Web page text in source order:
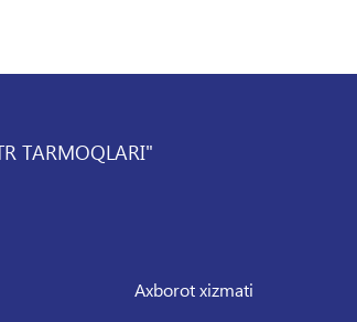
TARMOQLARI"
Axborot xizmati